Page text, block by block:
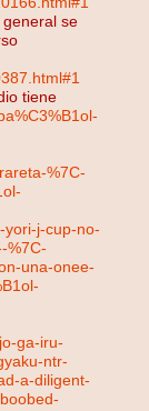
se
tiene
%7C-
yori-j-cup-no-
%7C-
una-onee-
ga-iru-
ntr-
a-diligent-